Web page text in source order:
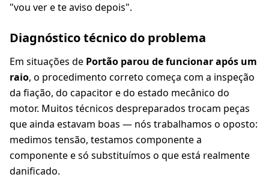
"vou ver e te aviso depois".
Diagnóstico técnico do problema
Em situações de Portão parou de funcionar após um
raio, o procedimento correto começa com a inspeção
da fiação, do capacitor e do estado mecânico do
motor. Muitos técnicos despreparados trocam peças
que ainda estavam boas — nós trabalhamos o oposto:
medimos tensão, testamos componente a
componente e só substituímos o que está realmente
danificado.